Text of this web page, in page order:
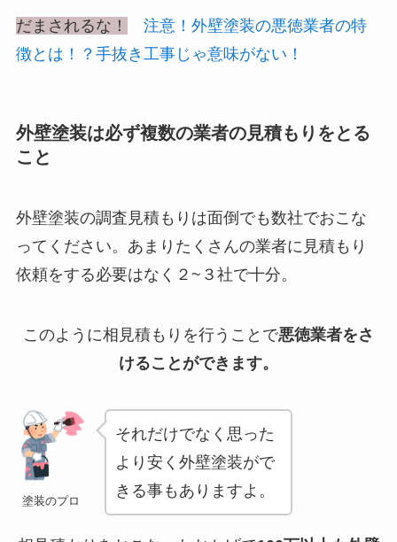
だまされるな！
注意！外壁塗装の悪徳業者の特
徴とは！？手抜き工事じゃ意味がない！
外壁塗装は必ず複数の業者の見積もりをとる
こと
外壁塗装の調査見積もりは面倒でも数社でおこな
ってください。あまりたくさんの業者に見積もり
依頼をする必要はなく２~３社で十分。
このように相見積もりを行うことで悪徳業者をさ
けることができます。
塗装のプロ
それだけでなく思った
より安く外壁塗装がで
きる事もありますよ。